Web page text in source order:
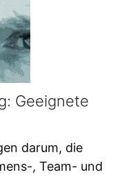
Geeignete
darum, die
, Team- und